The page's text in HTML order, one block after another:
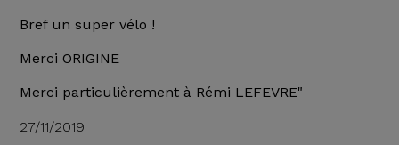
Bref un super vélo !
Merci ORIGINE
Merci particulièrement à Rémi LEFEVRE"
27/11/2019